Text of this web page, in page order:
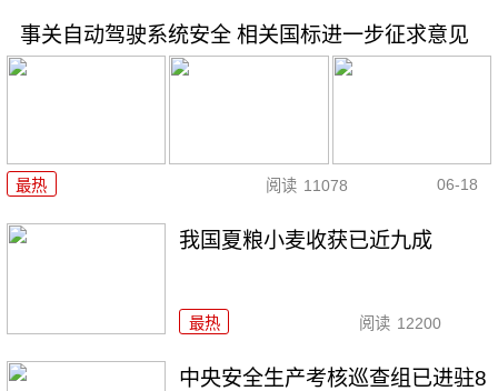
事关自动驾驶系统安全 相关国标进一步征求意见
最热 阅读 11078 06-18
我国夏粮小麦收获已近九成
最热 阅读 12200
中央安全生产考核巡查组已进驻8